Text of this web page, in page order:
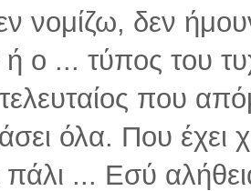
νομίζω, δεν
ή ο ... τύπος του
που
όλα. Που έχει
πάλι ... Εσύ